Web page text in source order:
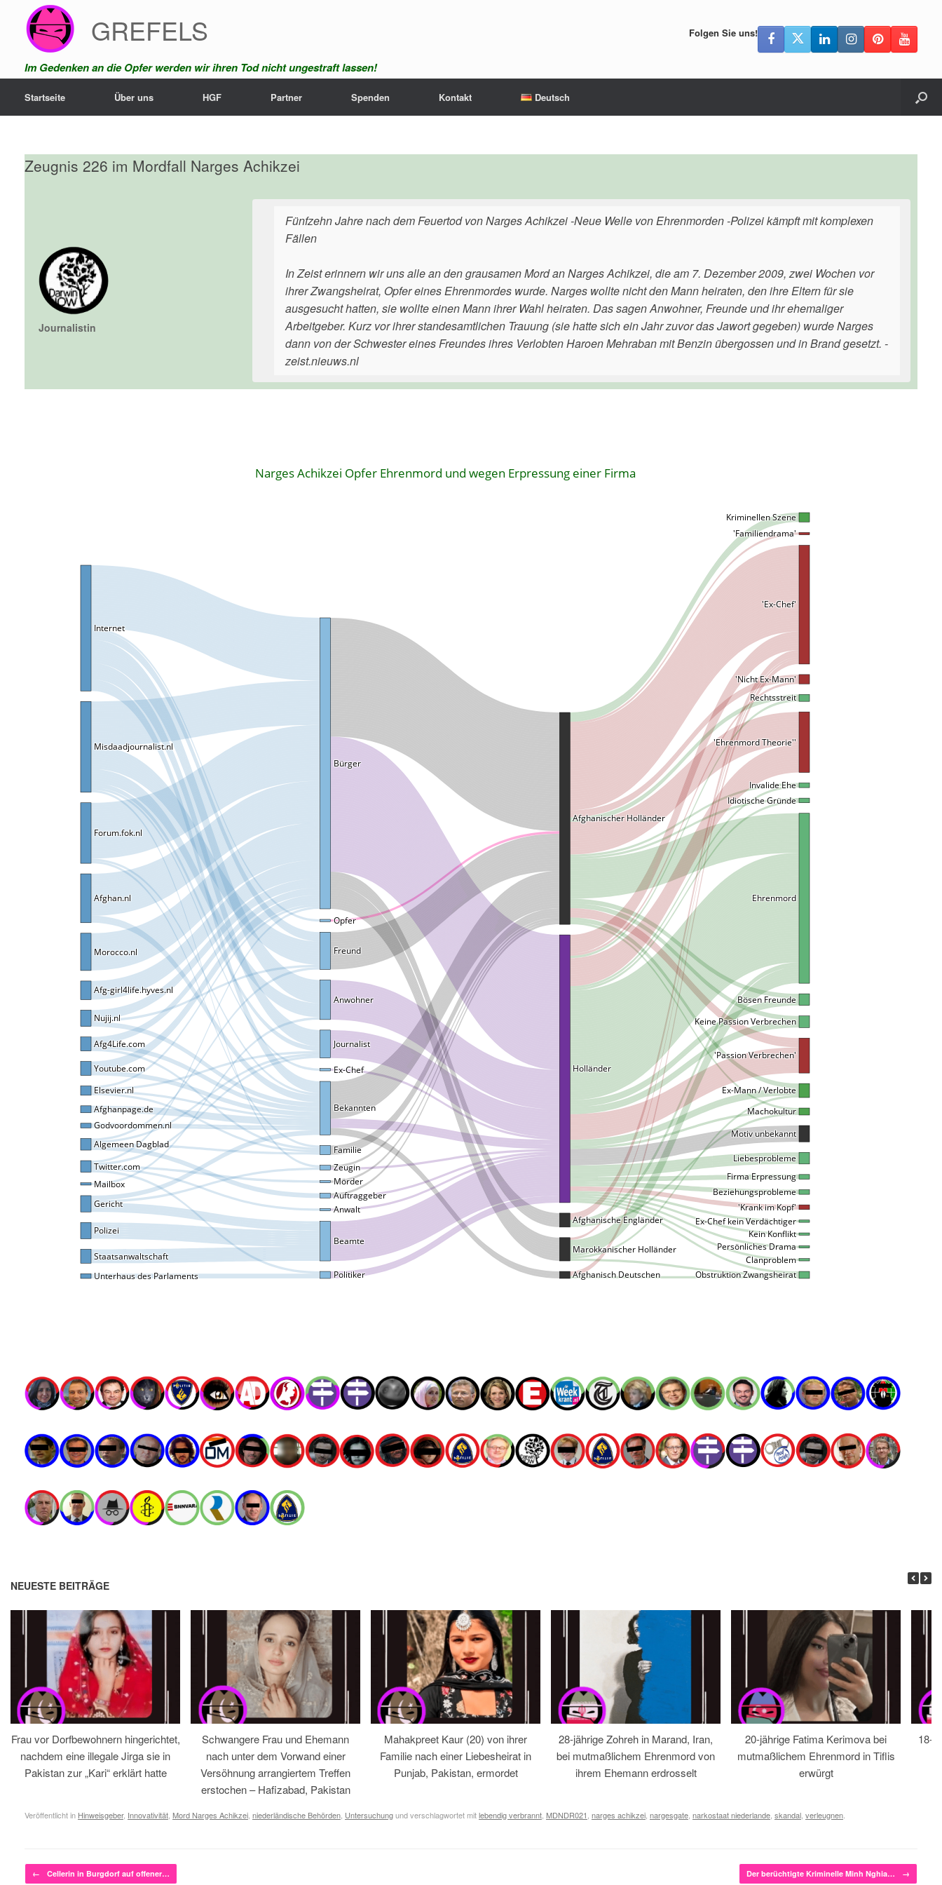
springen
GREFELS
Im Gedenken an die Opfer werden wir ihren Tod nicht ungestraft lassen!
Folgen Sie uns!
Startseite Über uns HGF Partner Spenden Kontakt Deutsch
Zeugnis 226 im Mordfall Narges Achikzei
Journalistin
Fünfzehn Jahre nach dem Feuertod von Narges Achikzei -Neue Welle von Ehrenmorden -Polizei kämpft mit komplexen
Fällen
In Zeist erinnern wir uns alle an den grausamen Mord an Narges Achikzei, die am 7. Dezember 2009, zwei Wochen vor
ihrer Zwangsheirat, Opfer eines Ehrenmordes wurde. Narges wollte nicht den Mann heiraten, den ihre Eltern für sie
ausgesucht hatten, sie wollte einen Mann ihrer Wahl heiraten. Das sagen Anwohner, Freunde und ihr ehemaliger
Arbeitgeber. Kurz vor ihrer standesamtlichen Trauung (sie hatte sich ein Jahr zuvor das Jawort gegeben) wurde Narges
dann von der Schwester eines Freundes ihres Verlobten Haroen Mehraban mit Benzin übergossen und in Brand gesetzt. -
zeist.nieuws.nl
NEUESTE BEITRÄGE
Frau vor Dorfbewohnern hingerichtet,
nachdem eine illegale Jirga sie in
Pakistan zur „Kari“ erklärt hatte
Schwangere Frau und Ehemann
nach unter dem Vorwand einer
Versöhnung arrangiertem Treffen
erstochen – Hafizabad, Pakistan
Mahakpreet Kaur (20) von ihrer
Familie nach einer Liebesheirat in
Punjab, Pakistan, ermordet
28-jährige Zohreh in Marand, Iran,
bei mutmaßlichem Ehrenmord von
ihrem Ehemann erdrosselt
20-jährige Fatima Kerimova bei
mutmaßlichem Ehrenmord in Tiflis
erwürgt
18-
Veröffentlicht in Hinweisgeber, Innovativität, Mord Narges Achikzei, niederländische Behörden, Untersuchungund verschlagwortet mitlebendig verbrannt, MDNDR021, narges achikzei, nargesgate, narkostaat niederlande, skandal, verleugnen.
Beitragsnavigation
← Cellerin in Burgdorf auf offener… Der berüchtigte Kriminelle Minh Nghia… →